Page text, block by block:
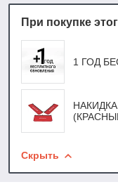
При покупке
1 ГОД
Скрыть